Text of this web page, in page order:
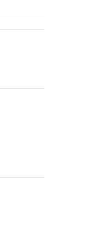
hilft